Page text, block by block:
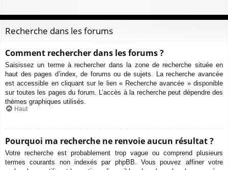
Recherche dans les forums
Comment rechercher dans les forums ?
Saisissez un terme à rechercher dans la zone de recherche située en
haut des pages d’index, de forums ou de sujets. La recherche avancée
est accessible en cliquant sur le lien « Recherche avancée » disponible
sur toutes les pages du forum. L’accès à la recherche peut dépendre des
thèmes graphiques utilisés.
Haut
Pourquoi ma recherche ne renvoie aucun résultat ?
Votre recherche est probablement trop vague ou comprend plusieurs
termes courants non indexés par phpBB. Vous pouvez affiner votre